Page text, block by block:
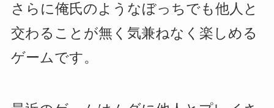
さらに俺氏のようなぼっちでも他人と
交わることが無く気兼ねなく楽しめる
ゲームです。